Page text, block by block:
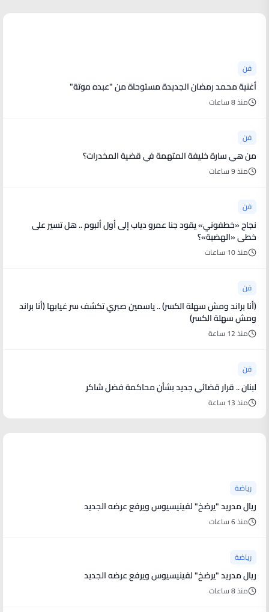
فن
أغنية محمد رمضان الجديدة مستوحاة من "عبده موتة"
منذ 8 ساعات
فن
من هي سارة خليفة المتهمة في قضية المخدرات؟
منذ 9 ساعات
فن
نجاح «خطفوني» يقود جنا عمرو دياب إلى أول ألبوم .. هل تسير على
خطى «الهضبة»؟
منذ 10 ساعات
فن
(أنا براند ومش سهلة الكسر) .. ياسمين صبري تكشف سر غيابها (أنا براند
ومش سهلة الكسر)
منذ 12 ساعة
فن
لبنان .. قرار قضائي جديد بشأن محاكمة فضل شاكر
منذ 13 ساعة
رياضة
ريال مدريد "يرضخ" لفينيسيوس ويرفع عرضه الجديد
منذ 6 ساعات
رياضة
ريال مدريد "يرضخ" لفينيسيوس ويرفع عرضه الجديد
منذ 8 ساعات